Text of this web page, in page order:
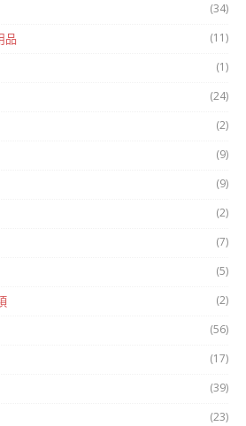
(34)
品 (11)
(1)
(24)
(2)
(9)
(9)
(2)
(7)
(5)
(2)
(56)
(17)
(39)
(23)